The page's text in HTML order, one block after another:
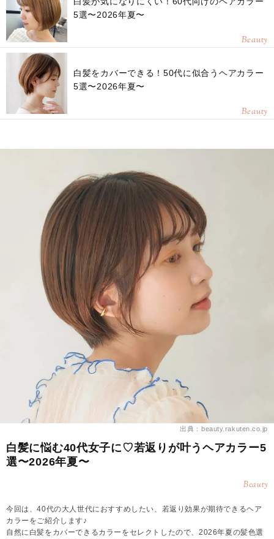
5選〜2026年夏〜
Beauty
白髪をカバーできる！50代に似合うヘアカラー
5選〜2026年夏〜
Beauty
出典：beauty.rakuten.co.jp
白髪に悩む40代女子に♡若返りが叶うヘアカラー5
選〜2026年夏〜
Beauty
今回は、40代の大人世代におすすめしたい、若返り効果が期待できるヘア
カラーをご紹介します♪
自然に白髪をカバーできるカラーをセレクトしたので、2026年夏の髪色選